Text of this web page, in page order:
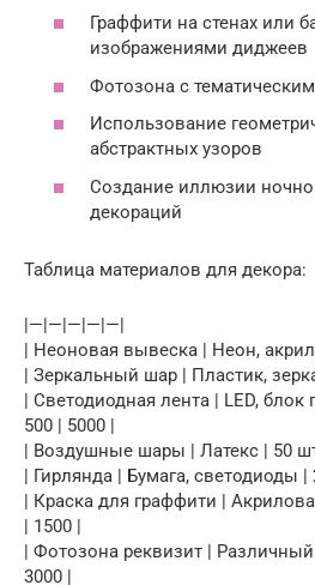
Граффити на стенах или
изображениями диджеев
Фотозона с
Использование
абстрактных узоров
Создание иллюзии
декораций
Таблица материалов для декора:
|—|—|—|—|—|
| Неоновая вывеска | Неон, акрил
| Зеркальный шар | Пластик,
| Светодиодная лента | LED, блок
500 | 5000 |
| Воздушные шары | Латекс | 50
| Гирлянда | Бумага, светодиоды |
| Краска для граффити |
| 1500 |
| Фотозона реквизит |
3000 |